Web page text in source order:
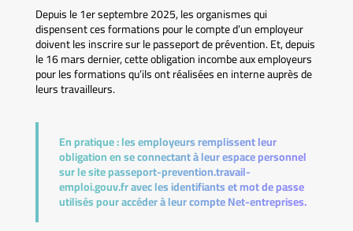
Depuis le 1er septembre 2025, les organismes qui
dispensent ces formations pour le compte d’un employeur
doivent les inscrire sur le passeport de prévention. Et, depuis
le 16 mars dernier, cette obligation incombe aux employeurs
pour les formations qu’ils ont réalisées en interne auprès de
leurs travailleurs.
En pratique :les employeurs remplissent leur
obligation en se connectant à leur espace personnel
sur le site passeport-prevention.travail-
emploi.gouv.fr avec les identifiants et mot de passe
utilisés pour accéder à leur compte Net-entreprises.